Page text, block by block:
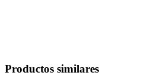
Productos similares